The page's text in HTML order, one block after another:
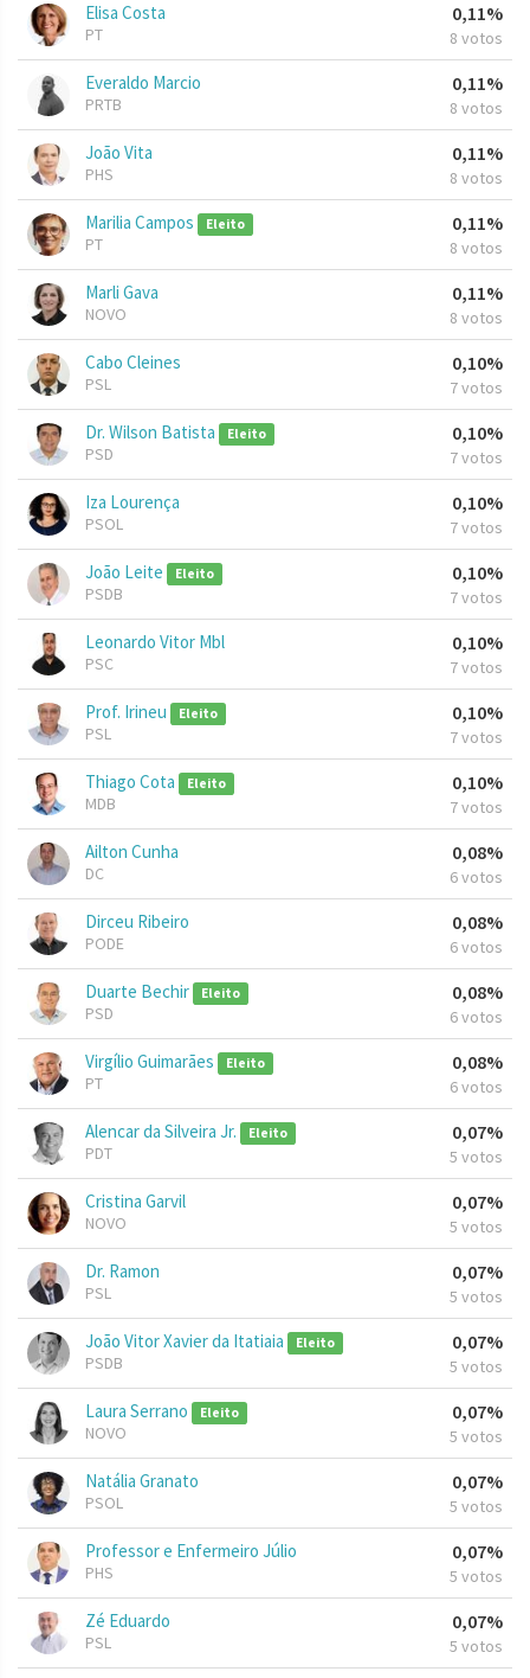
Elisa Costa
PT
0,11%
8 votos
Everaldo Marcio
PRTB
0,11%
8 votos
João Vita
PHS
0,11%
8 votos
Marilia Campos Eleito
PT
0,11%
8 votos
Marli Gava
NOVO
0,11%
8 votos
Cabo Cleines
PSL
0,10%
7 votos
Dr. Wilson Batista Eleito
PSD
0,10%
7 votos
Iza Lourença
PSOL
0,10%
7 votos
João Leite Eleito
PSDB
0,10%
7 votos
Leonardo Vitor Mbl
PSC
0,10%
7 votos
Prof. Irineu Eleito
PSL
0,10%
7 votos
Thiago Cota Eleito
MDB
0,10%
7 votos
Ailton Cunha
DC
0,08%
6 votos
Dirceu Ribeiro
PODE
0,08%
6 votos
Duarte Bechir Eleito
PSD
0,08%
6 votos
Virgílio Guimarães Eleito
PT
0,08%
6 votos
Alencar da Silveira Jr. Eleito
PDT
0,07%
5 votos
Cristina Garvil
NOVO
0,07%
5 votos
Dr. Ramon
PSL
0,07%
5 votos
João Vitor Xavier da Itatiaia Eleito
PSDB
0,07%
5 votos
Laura Serrano Eleito
NOVO
0,07%
5 votos
Natália Granato
PSOL
0,07%
5 votos
Professor e Enfermeiro Júlio
PHS
0,07%
5 votos
Zé Eduardo
PSL
0,07%
5 votos